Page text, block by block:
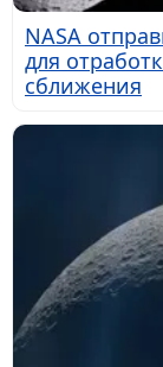
NASA
для
сближения